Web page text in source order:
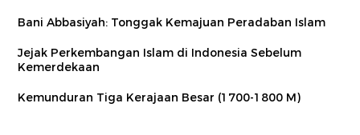
Bani Abbasiyah: Tonggak Kemajuan Peradaban Islam
Jejak Perkembangan Islam di Indonesia Sebelum
Kemerdekaan
Kemunduran Tiga Kerajaan Besar (1700-1800 M)